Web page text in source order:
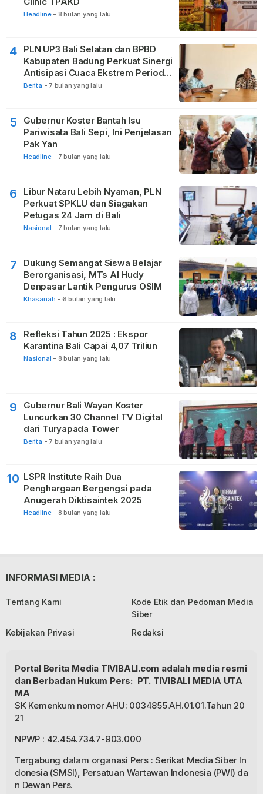
Headline - 8 bulan yang lalu
4
PLN UP3 Bali Selatan dan BPBD
Kabupaten Badung Perkuat Sinergi
Antisipasi Cuaca Ekstrem Periode
Nataru
Berita - 7 bulan yang lalu
5
Gubernur Koster Bantah Isu
Pariwisata Bali Sepi, Ini Penjelasan
Pak Yan
Headline - 7 bulan yang lalu
6
Libur Nataru Lebih Nyaman, PLN
Perkuat SPKLU dan Siagakan
Petugas 24 Jam di Bali
Nasional - 7 bulan yang lalu
7
Dukung Semangat Siswa Belajar
Berorganisasi, MTs Al Hudy
Denpasar Lantik Pengurus OSIM
Khasanah - 6 bulan yang lalu
8
Refleksi Tahun 2025 : Ekspor
Karantina Bali Capai 4,07 Triliun
Nasional - 8 bulan yang lalu
9
Gubernur Bali Wayan Koster
Luncurkan 30 Channel TV Digital
dari Turyapada Tower
Berita - 7 bulan yang lalu
10 LSPR Institute Raih Dua
Penghargaan Bergengsi pada
Anugerah Diktisaintek 2025
Headline - 8 bulan yang lalu
INFORMASI MEDIA :
Tentang Kami
Kode Etik dan Pedoman Media
Siber
Kebijakan Privasi
Redaksi
Portal Berita Media TIVIBALI.com adalah media resmi
dan Berbadan Hukum Pers: PT. TIVIBALI MEDIA UTA
MA
SK Kemenkum nomor AHU: 0034855.AH.01.01.Tahun 20
21
NPWP : 42.454.734.7-903.000
Tergabung dalam organasi Pers : Serikat Media Siber In
donesia (SMSI), Persatuan Wartawan Indonesia (PWI) da
n Dewan Pers.